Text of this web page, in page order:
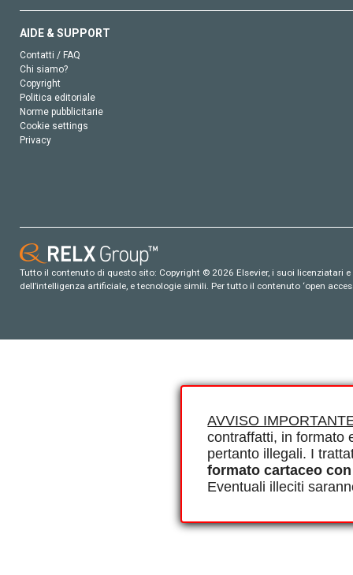
AVVISO
contraffatti, in formato
pertanto illegali. I
formato cartaceo
Eventuali illeciti
AIDE & SUPPORT
Contatti / FAQ
Chi siamo?
Copyright
Politica editoriale
Norme pubblicitarie
Cookie settings
Privacy
Tutto il contenuto di questo sito: Copyright © 2026 Elsevier, i suoi
dell’intelligenza artificiale, e tecnologie simili. Per tutto il contenuto ‘open